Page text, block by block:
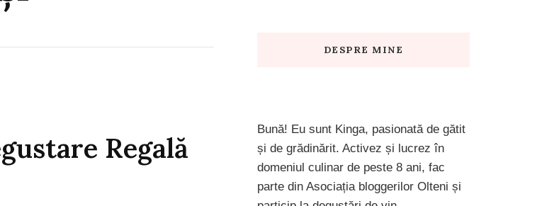
Regală
DESPRE MINE
Bună! Eu sunt Kinga, pasionată de gătit
și de grădinărit. Activez și lucrez în
domeniul culinar de peste 8 ani, fac
parte din Asociația bloggerilor Olteni și